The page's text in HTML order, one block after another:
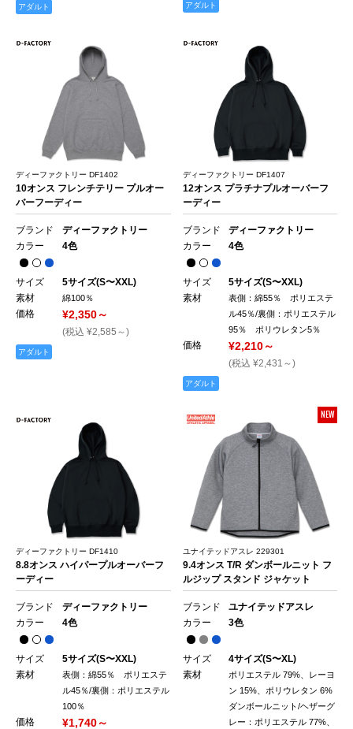
アダルト アダルト
ディーファクトリー DF1402
10オンス フレンチテリー プルオー
バーフーディー
ブランド
ディーファクトリー
カラー
4色
サイズ
5サイズ(S〜XXL)
素材
綿100％
価格 ¥2,350～
(税込 ¥2,585～)
アダルト
ディーファクトリー DF1407
12オンス プラチナプルオーバーフ
ーディー
ブランド
ディーファクトリー
カラー
4色
サイズ
5サイズ(S〜XXL)
素材
表側：綿55％ ポリエステ
ル45％/裏側：ポリエステル
95％ ポリウレタン5％
価格 ¥2,210～
(税込 ¥2,431～)
アダルト
ディーファクトリー DF1410
8.8オンス ハイパープルオーバーフ
ーディー
ブランド
ディーファクトリー
カラー
4色
サイズ
5サイズ(S〜XXL)
素材
表側：綿55％ ポリエステ
ル45％/裏側：ポリエステル
100％
価格 ¥1,740～
NEW
ユナイテッドアスレ 229301
9.4オンス T/R ダンボールニット フ
ルジップ スタンド ジャケット
ブランド
ユナイテッドアスレ
カラー
3色
サイズ
4サイズ(S〜XL)
素材
ポリエステル 79%、レーヨ
ン 15%、ポリウレタン 6%
ダンボールニット/ヘザーグ
レー：ポリエステル 77%、